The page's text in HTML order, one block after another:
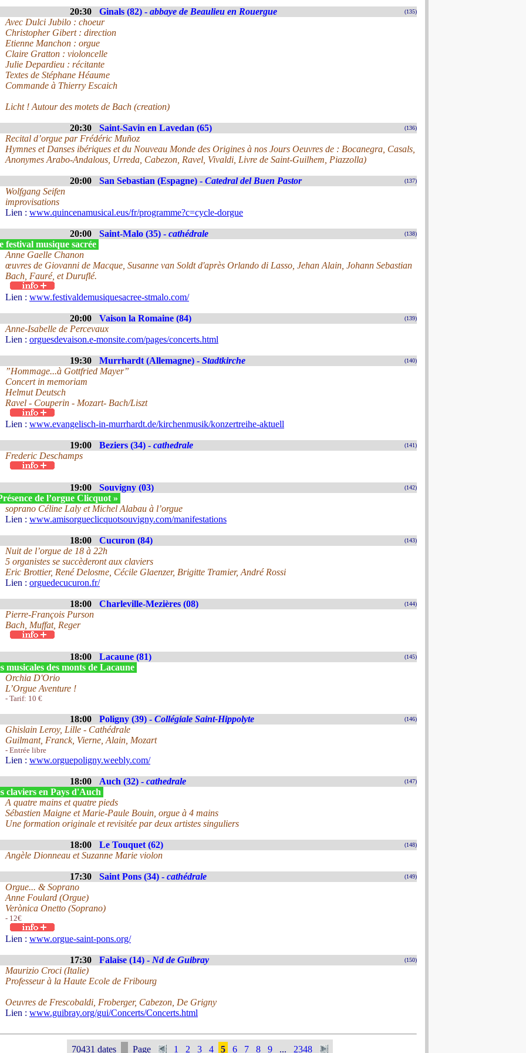
20:30 Ginals (82) - abbaye de Beaulieu en Rouergue (135)
Avec Dulci Jubilo : choeur
Christopher Gibert : direction
Etienne Manchon : orgue
Claire Gratton : violoncelle
Julie Depardieu : récitante
Textes de Stéphane Héaume
Commande à Thierry Escaich
Licht ! Autour des motets de Bach (creation)
20:30 Saint-Savin en Lavedan (65) (136)
Recital d’orgue par Frédéric Muñoz
Hymnes et Danses ibériques et du Nouveau Monde des Origines à nos Jours Oeuvres de : Bocanegra, Casals,
Anonymes Arabo-Andalous, Urreda, Cabezon, Ravel, Vivaldi, Livre de Saint-Guilhem, Piazzolla)
20:00 San Sebastian (Espagne) - Catedral del Buen Pastor (137)
Wolfgang Seifen
improvisations
Lien : www.quincenamusical.eus/fr/programme?c=cycle-dorgue
20:00 Saint-Malo (35) - cathédrale (138)
festival musique sacrée
Anne Gaelle Chanon
œuvres de Giovanni de Macque, Susanne van Soldt d'après Orlando di Lasso, Jehan Alain, Johann Sebastian
Bach, Fauré, et Duruflé.
Lien : www.festivaldemusiquesacree-stmalo.com/
20:00 Vaison la Romaine (84) (139)
Anne-Isabelle de Percevaux
Lien : orguesdevaison.e-monsite.com/pages/concerts.html
19:30 Murrhardt (Allemagne) - Stadtkirche (140)
”Hommage...à Gottfried Mayer”
Concert in memoriam
Helmut Deutsch
Ravel - Couperin - Mozart- Bach/Liszt
Lien : www.evangelisch-in-murrhardt.de/kirchenmusik/konzertreihe-aktuell
19:00 Beziers (34) - cathedrale (141)
Frederic Deschamps
19:00 Souvigny (03) (142)
de l’orgue Clicquot »
soprano Céline Laly et Michel Alabau à l’orgue
Lien : www.amisorgueclicquotsouvigny.com/manifestations
18:00 Cucuron (84) (143)
Nuit de l’orgue de 18 à 22h
5 organistes se succèderont aux claviers
Eric Brottier, René Delosme, Cécile Glaenzer, Brigitte Tramier, André Rossi
Lien : orguedecucuron.fr/
18:00 Charleville-Mezières (08) (144)
Pierre-François Purson
Bach, Muffat, Reger
18:00 Lacaune (81) (145)
musicales des monts de Lacaune
Orchia D'Orio
L’Orgue Aventure !
- Tarif: 10 €
18:00 Poligny (39) - Collégiale Saint-Hippolyte (146)
Ghislain Leroy, Lille - Cathédrale
Guilmant, Franck, Vierne, Alain, Mozart
- Entrée libre
Lien : www.orguepoligny.weebly.com/
18:00 Auch (32) - cathedrale (147)
claviers en Pays d'Auch
A quatre mains et quatre pieds
Sébastien Maigne et Marie-Paule Bouin, orgue à 4 mains
Une formation originale et revisitée par deux artistes singuliers
18:00 Le Touquet (62) (148)
Angèle Dionneau et Suzanne Marie violon
17:30 Saint Pons (34) - cathédrale (149)
Orgue... & Soprano
Anne Foulard (Orgue)
Verònica Onetto (Soprano)
- 12€
Lien : www.orgue-saint-pons.org/
17:30 Falaise (14) - Nd de Guibray (150)
Maurizio Croci (Italie)
Professeur à la Haute Ecole de Fribourg
Oeuvres de Frescobaldi, Froberger, Cabezon, De Grigny
Lien : www.guibray.org/gui/Concerts/Concerts.html
70431 dates Page 1 2 3 4 5 6 7 8 9 ... 2348